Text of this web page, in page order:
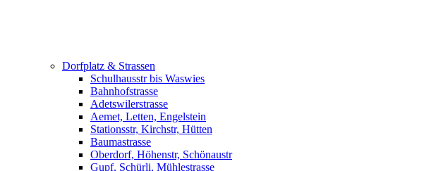
Dorfplatz & Strassen
Schulhausstr bis Waswies
Bahnhofstrasse
Adetswilerstrasse
Aemet, Letten, Engelstein
Stationsstr, Kirchstr, Hütten
Baumastrasse
Oberdorf, Höhenstr, Schönaustr
Gupf, Schürli, Mühlestrasse